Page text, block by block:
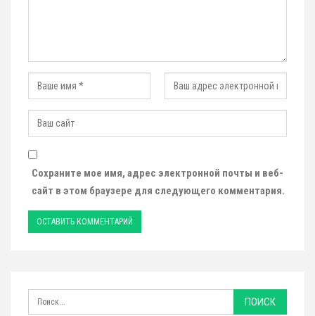
Сохраните мое имя, адрес электронной почты и веб-
сайт в этом браузере для следующего комментария.